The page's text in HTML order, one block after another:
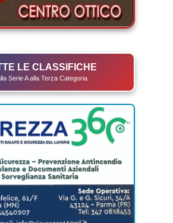
LE CLASSIFICHE
Serie A alla Terza Categoria